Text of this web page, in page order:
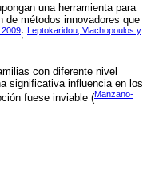
una herramienta para
métodos innovadores que
; Leptokaridou, Vlachopoulos y
con diferente nivel
significativa influencia en los
fuese inviable (Manzano-